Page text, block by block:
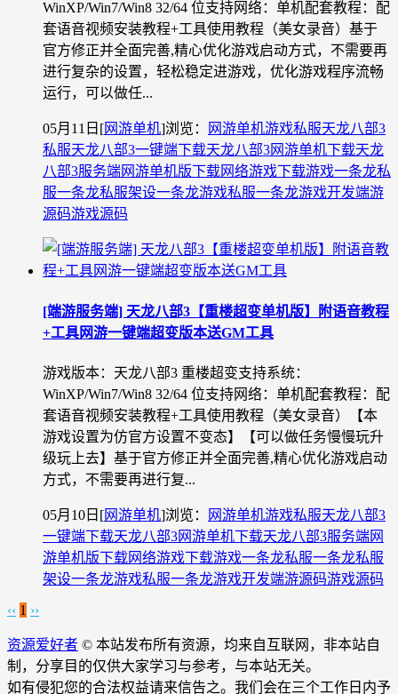
WinXP/Win7/Win8 32/64 位支持网络：单机配套教程：配
套语音视频安装教程+工具使用教程（美女录音）基于
官方修正并全面完善,精心优化游戏启动方式，不需要再
进行复杂的设置，轻松稳定进游戏，优化游戏程序流畅
运行，可以做任...
05月11日 [网游单机]浏览： 网游单机游戏私服天龙八部3
私服天龙八部3一键端下载天龙八部3网游单机下载天龙
八部3服务端网游单机版下载网络游戏下载游戏一条龙私
服一条龙私服架设一条龙游戏私服一条龙游戏开发端游
源码游戏源码
[端游服务端] 天龙八部3【重楼超变单机版】附语音教程
+工具网游一键端超变版本送GM工具
游戏版本：天龙八部3 重楼超变支持系统：
WinXP/Win7/Win8 32/64 位支持网络：单机配套教程：配
套语音视频安装教程+工具使用教程（美女录音）【本
游戏设置为仿官方设置不变态】【可以做任务慢慢玩升
级玩上去】基于官方修正并全面完善,精心优化游戏启动
方式，不需要再进行复...
05月10日 [网游单机]浏览： 网游单机游戏私服天龙八部3
一键端下载天龙八部3网游单机下载天龙八部3服务端网
游单机版下载网络游戏下载游戏一条龙私服一条龙私服
架设一条龙游戏私服一条龙游戏开发端游源码游戏源码
‹‹ 1 ››
资源爱好者 © 本站发布所有资源，均来自互联网，非本站自
制，分享目的仅供大家学习与参考，与本站无关。
如有侵犯您的合法权益请来信告之。我们会在三个工作日内予